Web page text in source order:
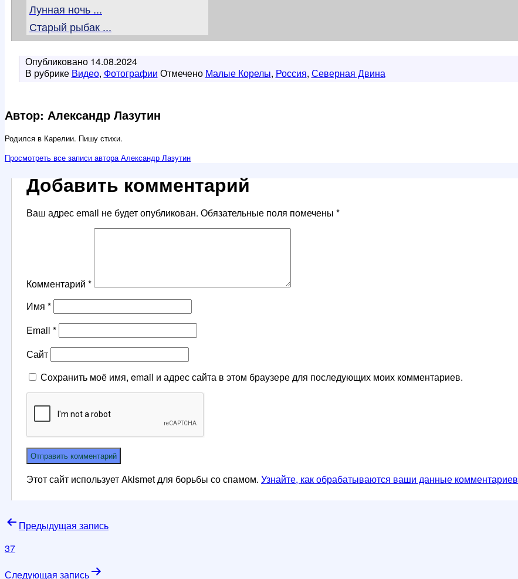
Лунная ночь ...
Старый рыбак ...
Опубликовано 14.08.2024
В рубрике Видео, Фотографии Отмечено Малые Корелы, Россия, Северная Двина
Автор: Александр Лазутин
Родился в Карелии. Пишу стихи.
Просмотреть все записи автора Александр Лазутин
Добавить комментарий
Ваш адрес email не будет опубликован. Обязательные поля помечены *
Комментарий *
Имя *
Email *
Сайт
Сохранить моё имя, email и адрес сайта в этом браузере для последующих моих комментариев.
Этот сайт использует Akismet для борьбы со спамом. Узнайте, как обрабатываются ваши данные комментариев
Навигация
по
Предыдущая запись
37
Следующая запись